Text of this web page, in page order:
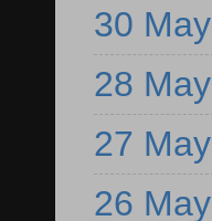
30 May
28 May
27 May
26 May